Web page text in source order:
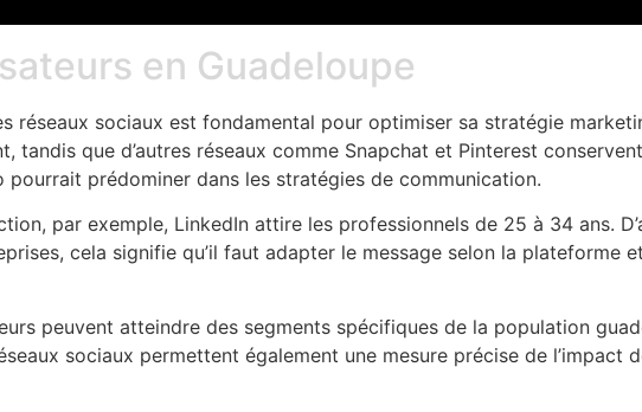
en Guadeloupe
réseaux sociaux est fondamental pour optimiser sa stratégie
tandis que d’autres réseaux comme Snapchat et Pinterest
prédominer dans les stratégies de communication.
par exemple, LinkedIn attire les professionnels de 25 à 34 ans.
cela signifie qu’il faut adapter le message selon la plateforme
peuvent atteindre des segments spécifiques de la population
sociaux permettent également une mesure précise de l’impact